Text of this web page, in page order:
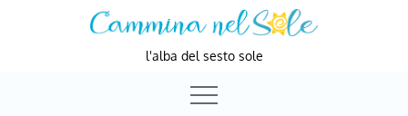
l'alba del sesto sole